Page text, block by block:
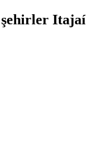
şehirler Itajaí